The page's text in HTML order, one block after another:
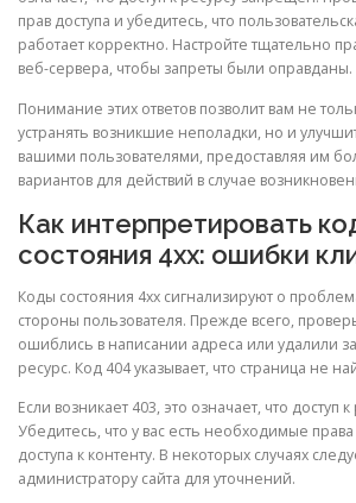
прав доступа и убедитесь, что
работает корректно. Настройте тщательно
веб-сервера, чтобы запреты были оправданы.
Понимание этих ответов позволит вам не
устранять возникшие неполадки, но и
вашими пользователями, предоставляя им
вариантов для действий в случае
Как интерпретировать
состояния 4xx: ошибки
Коды состояния 4xx сигнализируют о
стороны пользователя. Прежде всего,
ошиблись в написании адреса или удалили
ресурс. Код 404 указывает, что страница не
Если возникает 403, это означает, что доступ
Убедитесь, что у вас есть необходимые
доступа к контенту. В некоторых случаях
администратору сайта для уточнений.